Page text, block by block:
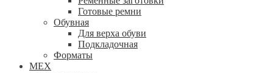
Готовые ремни
Обувная
Для верха обуви
Подкладочная
Форматы
МЕХ